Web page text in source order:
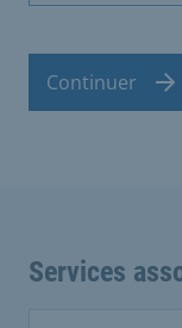
Continuer
Services